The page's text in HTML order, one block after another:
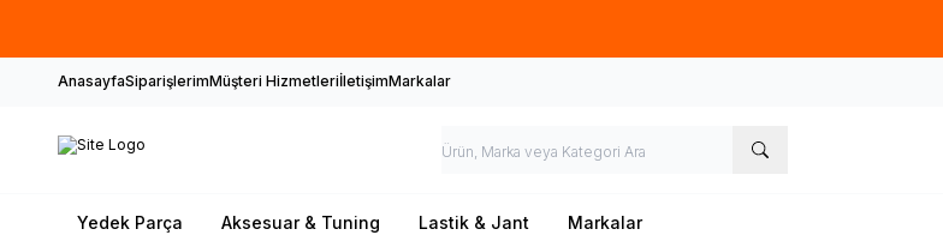
AnasayfaSiparişlerimMüşteri HizmetleriİletişimMarkalar
Yedek Parça Aksesuar & Tuning Lastik & Jant Markalar